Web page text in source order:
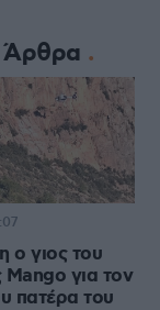
Άρθρα
ο γιος του
Mango για τον
πατέρα του